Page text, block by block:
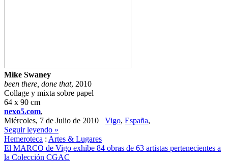
Mike Swaney
been there, done that, 2010
Collage y mixta sobre papel
64 x 90 cm
nexo5.com,
Miércoles, 7 de Julio de 2010 Vigo, España,
Seguir leyendo »
Hemeroteca : Artes & Lugares
El MARCO de Vigo exhibe 84 obras de 63 artistas pertenecientes a
la Colección CGAC